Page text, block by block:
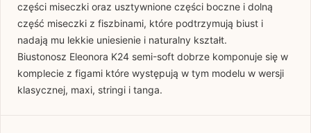
części miseczki oraz usztywnione części boczne i dolną
część miseczki z fiszbinami, które podtrzymują biust i
nadają mu lekkie uniesienie i naturalny kształt.
Biustonosz Eleonora K24 semi-soft dobrze komponuje się w
komplecie z figami które występują w tym modelu w wersji
klasycznej, maxi, stringi i tanga.